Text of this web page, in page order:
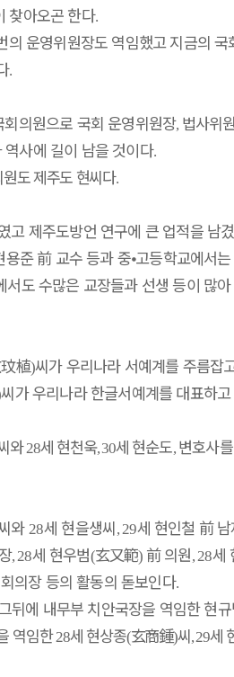
찾아오곤 한다.
의 운영위원장도 역임했고 지금의
.
회의원으로 국회 운영위원장, 법사위
사에 길이 남을 것이다.
도 제주도 현씨다.
고 제주도방언 연구에 큰 업적을 남
용준前 교수 등과 중⦁고등학교에서는
도 수많은 교장들과 선생 등이 많아
植)씨가 우리나라 서예계를 주름잡
씨가 우리나라 한글서예계를 대표하
와28세 현천욱, 30세 현순도, 변호사
와28세 현을생씨,29세 현인철 前
, 28세 현우범(玄又範) 前의원, 28세
의장 등의 활동의 돋보인다.
뒤에 내무부 치안국장을 역임한 현
역임한28세 현상종(玄商鍾)씨, 29세